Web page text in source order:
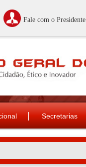
Fale com o Presidente
Secretarias